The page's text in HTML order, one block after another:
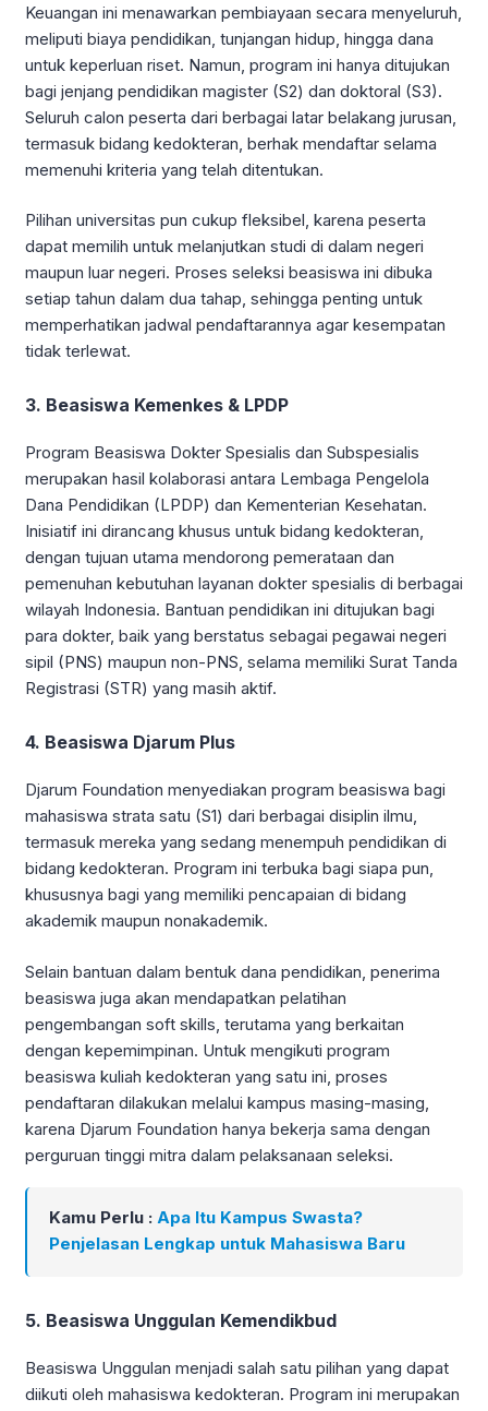
Keuangan ini menawarkan pembiayaan secara menyeluruh,
meliputi biaya pendidikan, tunjangan hidup, hingga dana
untuk keperluan riset. Namun, program ini hanya ditujukan
bagi jenjang pendidikan magister (S2) dan doktoral (S3).
Seluruh calon peserta dari berbagai latar belakang jurusan,
termasuk bidang kedokteran, berhak mendaftar selama
memenuhi kriteria yang telah ditentukan.
Pilihan universitas pun cukup fleksibel, karena peserta
dapat memilih untuk melanjutkan studi di dalam negeri
maupun luar negeri. Proses seleksi beasiswa ini dibuka
setiap tahun dalam dua tahap, sehingga penting untuk
memperhatikan jadwal pendaftarannya agar kesempatan
tidak terlewat.
3. Beasiswa Kemenkes & LPDP
Program Beasiswa Dokter Spesialis dan Subspesialis
merupakan hasil kolaborasi antara Lembaga Pengelola
Dana Pendidikan (LPDP) dan Kementerian Kesehatan.
Inisiatif ini dirancang khusus untuk bidang kedokteran,
dengan tujuan utama mendorong pemerataan dan
pemenuhan kebutuhan layanan dokter spesialis di berbagai
wilayah Indonesia. Bantuan pendidikan ini ditujukan bagi
para dokter, baik yang berstatus sebagai pegawai negeri
sipil (PNS) maupun non-PNS, selama memiliki Surat Tanda
Registrasi (STR) yang masih aktif.
4. Beasiswa Djarum Plus
Djarum Foundation menyediakan program beasiswa bagi
mahasiswa strata satu (S1) dari berbagai disiplin ilmu,
termasuk mereka yang sedang menempuh pendidikan di
bidang kedokteran. Program ini terbuka bagi siapa pun,
khususnya bagi yang memiliki pencapaian di bidang
akademik maupun nonakademik.
Selain bantuan dalam bentuk dana pendidikan, penerima
beasiswa juga akan mendapatkan pelatihan
pengembangan soft skills, terutama yang berkaitan
dengan kepemimpinan. Untuk mengikuti program
beasiswa kuliah kedokteran yang satu ini, proses
pendaftaran dilakukan melalui kampus masing-masing,
karena Djarum Foundation hanya bekerja sama dengan
perguruan tinggi mitra dalam pelaksanaan seleksi.
Kamu Perlu : Apa Itu Kampus Swasta?
Penjelasan Lengkap untuk Mahasiswa Baru
5. Beasiswa Unggulan Kemendikbud
Beasiswa Unggulan menjadi salah satu pilihan yang dapat
diikuti oleh mahasiswa kedokteran. Program ini merupakan